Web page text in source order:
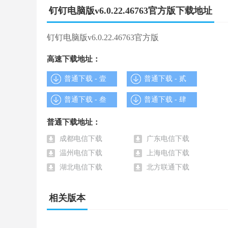
钉钉推出了所有用户新建团队OR企业功能，任意一
业内的虚拟项目组等待，甚至是社团、班级及其他社
1.澡堂模式是基于消息分层理念的升级，在普通聊天
2.在此模式下，信息不能被复制，用户不用担心被录
3.聊天内容在已读后30秒内消失，不留痕迹。如同在
4.针对安全诉求更高的用户，钉钉可以在设置中开启
企业通讯录
1.上传企业内部全体成员、同事的职务title、负责业
钉钉电脑版v6.0.22.46763官方版下载地址
钉钉电脑版v6.0.22.46763官方版
高速下载地址：
普通下载 - 壹 普通下载 - 贰
普通下载 - 叁 普通下载 - 肆
普通下载地址：
成都电信下载
广东电信下载
温州电信下载
上海电信下载
湖北电信下载
北方联通下载
相关版本